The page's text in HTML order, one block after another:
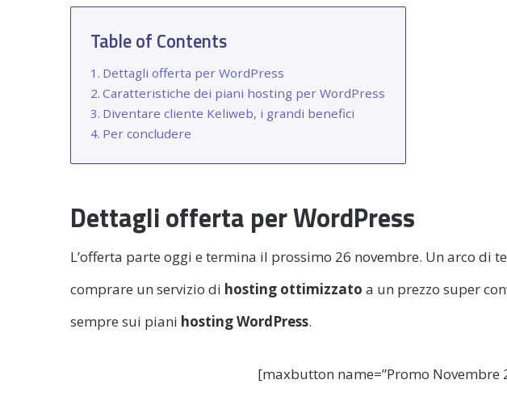
Table of Contents
Dettagli offerta per WordPress
Caratteristiche dei piani hosting per WordPress
Diventare cliente Keliweb, i grandi benefici
Per concludere
Dettagli offerta per WordPress
L’offerta parte oggi e termina il prossimo 26 novembre. Un arco di
comprare un servizio di hosting ottimizzato a un prezzo super
sempre sui piani hosting WordPress.
[maxbutton name=”Promo Novembre